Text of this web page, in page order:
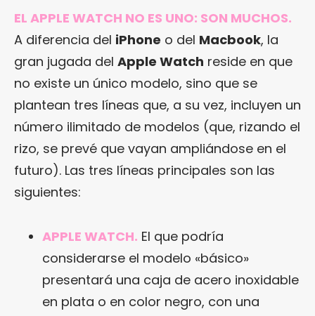
EL APPLE WATCH NO ES UNO: SON MUCHOS.
A diferencia del iPhone o del Macbook, la
gran jugada del Apple Watch reside en que
no existe un único modelo, sino que se
plantean tres líneas que, a su vez, incluyen un
número ilimitado de modelos (que, rizando el
rizo, se prevé que vayan ampliándose en el
futuro). Las tres líneas principales son las
siguientes:
APPLE WATCH. El que podría
considerarse el modelo «básico»
presentará una caja de acero inoxidable
en plata o en color negro, con una